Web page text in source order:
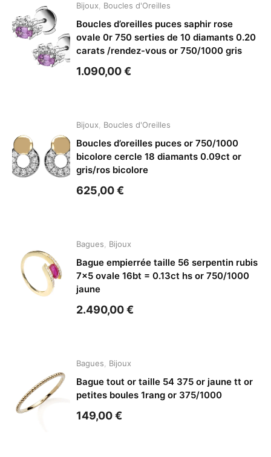
Bijoux Boucles d'Oreilles
Boucles d’oreilles puces saphir rose
ovale 0r 750 serties de 10 diamants 0.20
carats /rendez-vous or 750/1000 gris
1.090,00€
Bijoux Boucles d'Oreilles
Boucles d’oreilles puces or 750/1000
bicolore cercle 18 diamants 0.09ct or
gris/ros bicolore
625,00€
Bagues Bijoux
Bague empierrée taille 56 serpentin rubis
7×5 ovale 16bt = 0.13ct hs or 750/1000
jaune
2.490,00€
Bagues Bijoux
Bague tout or taille 54 375 or jaune tt or
petites boules 1rang or 375/1000
149,00€